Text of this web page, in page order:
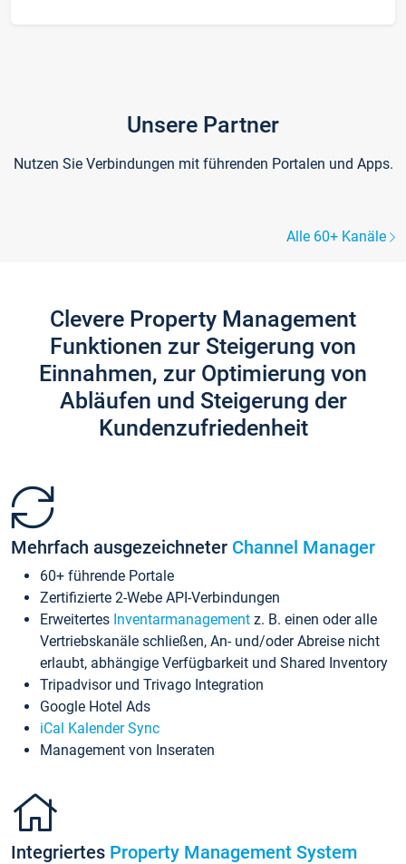
Unsere Partner
Nutzen Sie Verbindungen mit führenden Portalen und Apps.
Alle 60+ Kanäle
Clevere Property Management
Funktionen zur Steigerung von
Einnahmen, zur Optimierung von
Abläufen und Steigerung der
Kundenzufriedenheit
Mehrfach ausgezeichneter Channel Manager
60+ führende Portale
Zertifizierte 2-Webe API-Verbindungen
Erweitertes Inventarmanagement z. B. einen oder alle
Vertriebskanäle schließen, An- und/oder Abreise nicht
erlaubt, abhängige Verfügbarkeit und Shared Inventory
Tripadvisor und Trivago Integration
Google Hotel Ads
iCal Kalender Sync
Management von Inseraten
Integriertes Property Management System